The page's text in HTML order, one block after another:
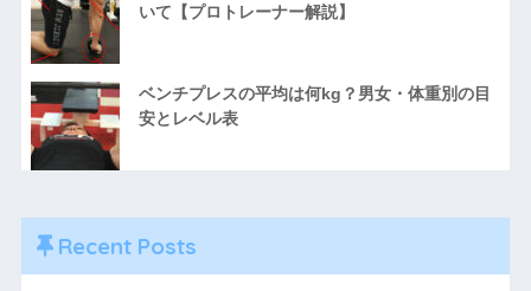
いて【プロトレーナー解説】
ベンチプレスの平均は何kg？男女・体重別の目
安とレベル表
Recent Posts